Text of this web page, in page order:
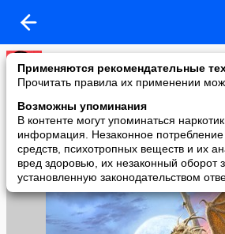
Применяются рекомендательные
Прочитать правила их применении
Возможны упоминания
В контенте могут упоминаться
информация. Незаконное потребление
средств, психотропных веществ и их
вред здоровью, их незаконный оборот
установленную законодательством
Элла Елинек
added a photo
23 Apr в 02:05